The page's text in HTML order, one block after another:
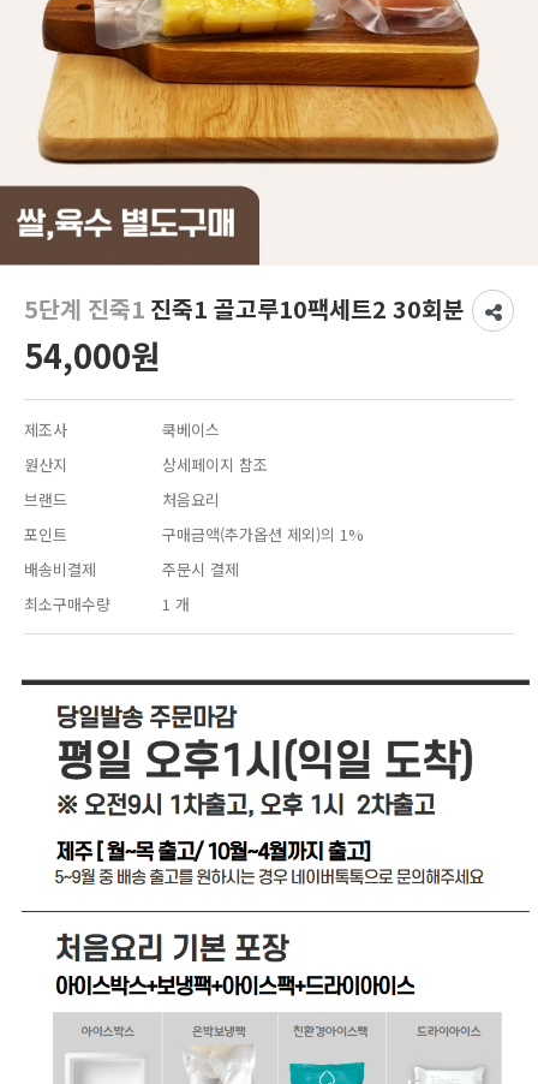
5단계 진죽1 진죽1 골고루10팩세트2 30회분
54,000원
제조사
쿡베이스
원산지
상세페이지 참조
브랜드
처음요리
포인트
구매금액(추가옵션 제외)의 1%
배송비결제
주문시 결제
최소구매수량
1 개